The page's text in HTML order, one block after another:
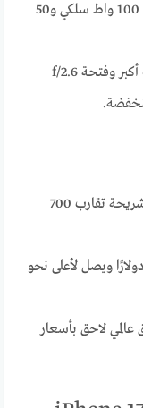
بطارية 7500mAh بنفس سرعات الشحن 100 واط سلكي و50
ثلاث كاميرات 50MP مع مستشعر تقريب أكبر وفتحة f/2.6
يبدأ سعر Xiaomi 17 Pro في الصين من شريحة تقارب 700
يبدأ Xiaomi 17 Pro Max من نحو 840 دولارًا ويصل لأعلى نحو
عالمي لاحق بأسعار